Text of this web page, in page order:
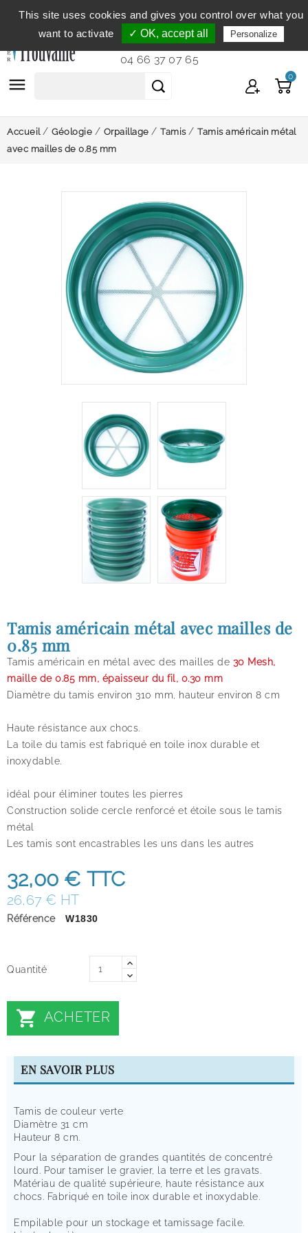
Service clientèle
du lundi au vendredi de 9h à 12h et
de 14h à 18h...
04 66 37 07 65
 0
Accueil Géologie Orpaillage Tamis
Tamis américain métal
avec mailles de 0.85 mm
Tamis américain métal avec mailles de
0.85 mm
Tamis américain en métal avec des mailles de 30 Mesh,
maille de 0.85 mm, épaisseur du fil, 0.30 mm
Diamètre du tamis environ 310 mm, hauteur environ 8 cm
Haute résistance aux chocs.
La toile du tamis est fabriqué en toile inox durable et
inoxydable.
idéal pour éliminer toutes les pierres
Construction solide cercle renforcé et étoile sous le tamis
métal
Les tamis sont encastrables les uns dans les autres
32,00 € TTC
26,67 € HT
Référence W1830
Quantité
 ACHETER
EN SAVOIR PLUS
Tamis de couleur verte
Diamètre 31 cm
Hauteur 8 cm.
Pour la séparation de grandes quantités de concentré
lourd. Pour tamiser le gravier, la terre et les gravats.
Matériau de qualité supérieure, haute résistance aux
chocs. Fabriqué en toile inox durable et inoxydable.
Empilable pour un stockage et tamissage facile.
This site uses cookies and gives you control over what you
want to activate
✓ OK, accept all Personalize